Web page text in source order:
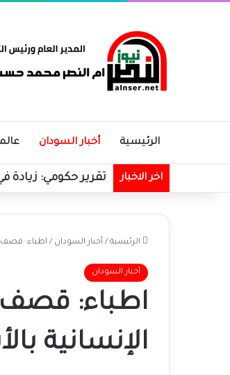
الرئيسية أخبار السودان
اخر الاخبار تقرير حكومي: زيادة
الرئيسية / أخبار السودان / اطباء: قصف
أخبار السودان
اطباء: قصف
الإنسانية